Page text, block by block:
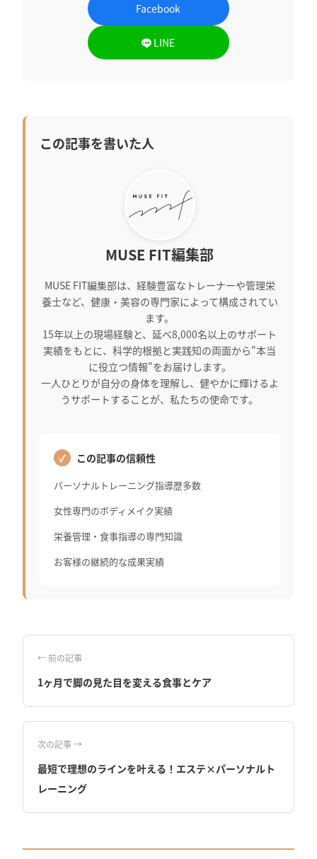
Facebook
LINE
この記事を書いた人
MUSE FIT編集部
MUSE FIT編集部は、経験豊富なトレーナーや管理栄
養士など、健康・美容の専門家によって構成されてい
ます。
15年以上の現場経験と、延べ8,000名以上のサポート
実績をもとに、科学的根拠と実践知の両面から"本当
に役立つ情報"をお届けします。
一人ひとりが自分の身体を理解し、健やかに輝けるよ
うサポートすることが、私たちの使命です。
この記事の信頼性
パーソナルトレーニング指導歴多数
女性専門のボディメイク実績
栄養管理・食事指導の専門知識
お客様の継続的な成果実績
← 前の記事
1ヶ月で脚の見た目を変える食事とケア
次の記事 →
最短で理想のラインを叶える！エステ×パーソナルト
レーニング